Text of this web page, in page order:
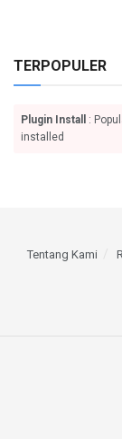
TERPOPULER
Plugin Install
:
installed
Tentang Kami